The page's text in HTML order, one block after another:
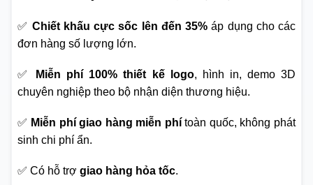
✅ Chiết khấu cực sốc lên đến 35% áp dụng cho các
đơn hàng số lượng lớn.
✅ Miễn phí 100% thiết kế logo, hình in, demo 3D
chuyên nghiệp theo bộ nhận diện thương hiệu.
✅ Miễn phí giao hàng miễn phítoàn quốc, không phát
sinh chi phí ẩn.
✅ Có hỗ trợ giao hàng hỏa tốc.